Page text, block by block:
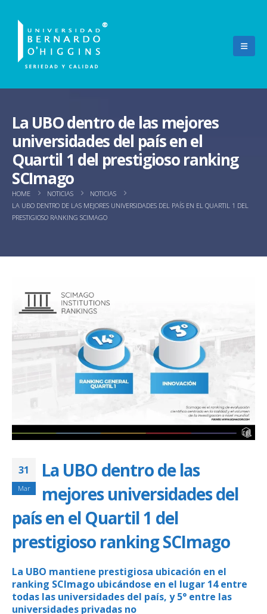
La UBO dentro de las mejores
universidades del país en el
Quartil 1 del prestigioso ranking
SCImago
HOME NOTICIAS
NOTICIAS
LA UBO DENTRO DE LAS MEJORES UNIVERSIDADES DEL PAÍS EN EL QUARTIL 1 DEL
PRESTIGIOSO RANKING SCIMAGO
31
Mar
La UBO dentro de las
mejores universidades del
país en el Quartil 1 del
prestigioso ranking SCImago
La UBO mantiene prestigiosa ubicación en el
ranking SCImago ubicándose en el lugar 14 entre
todas las universidades del país, y 5° entre las
universidades privadas no